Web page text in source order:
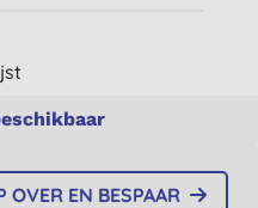
OVER EN BESPAAR